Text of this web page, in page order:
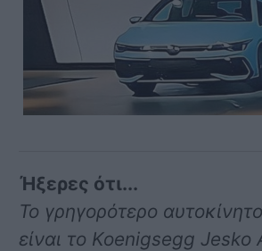
Ήξερες ότι...
Το γρηγορότερο
είναι το Koenigsegg